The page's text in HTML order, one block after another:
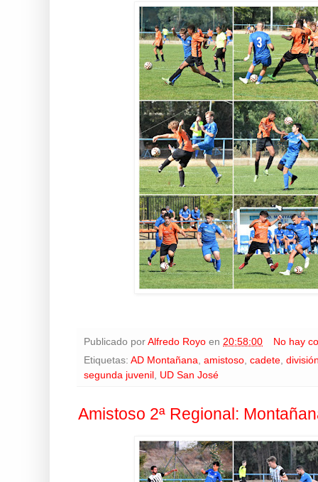
Publicado por Alfredo Royo en 20:58:00
No hay
Etiquetas: AD Montañana, amistoso, cadete,
segunda juvenil , UD San José
Amistoso 2ª Regional: